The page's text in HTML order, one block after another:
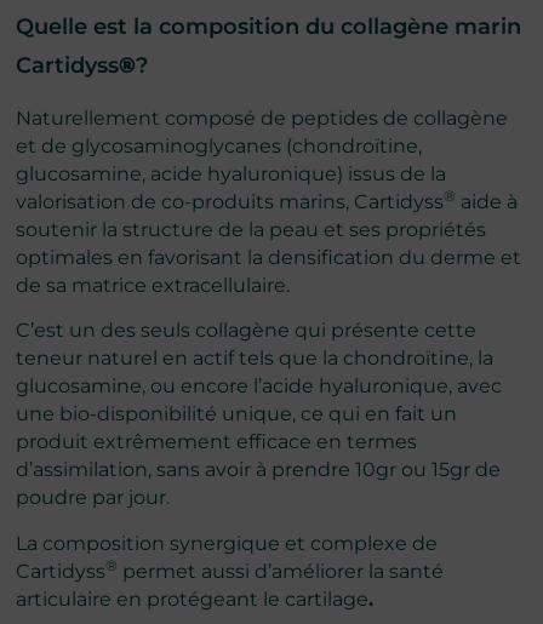
Quelle est la composition du collagène marin
Cartidyss®?
Naturellement composé de peptides de collagène
et de glycosaminoglycanes (chondroïtine,
glucosamine, acide hyaluronique) issus de la
valorisation de co-produits marins, Cartidyss® aide à
soutenir la structure de la peau et ses propriétés
optimales en favorisant la densification du derme et
de sa matrice extracellulaire.
C’est un des seuls collagène qui présente cette
teneur naturel en actif tels que la chondroïtine, la
glucosamine, ou encore l’acide hyaluronique, avec
une bio-disponibilité unique, ce qui en fait un
produit extrêmement efficace en termes
d’assimilation, sans avoir à prendre 10gr ou 15gr de
poudre par jour.
La composition synergique et complexe de
Cartidyss® permet aussi d’améliorer la santé
articulaire en protégeant le cartilage.​